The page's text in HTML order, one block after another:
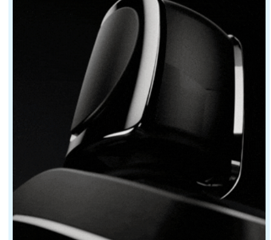
Le MMSI n'est pas (facilement) modifiable
Le MMSI ne peut pas être reprogrammé à chaque
La difficulté de changer facilement de MMSI est
Le CRR obligatoire ou non ?
Hors des eaux territoriales, posséder une VHF à
Dans les eaux territoriales depuis 2011, le CRR